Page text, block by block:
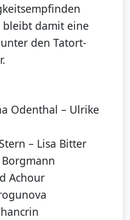
damit eine
den Tatort-
Odenthal – Ulrike
– Lisa Bitter
Achour